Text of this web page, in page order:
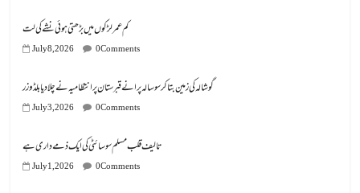
کم عمر لڑکوں میں بڑھتی ہوئی نشے کی لت
July 8, 2026 0 Comments
گوشالہ کی زمین بتا کر سوسالہ پرانے قبرستان پر انتظامیہ نے چلا دیا بلڈوزر
July 3, 2026 0 Comments
تالیف قلب مسلم سوسائٹی کی ایک ذمے داری ہے
July 1, 2026 0 Comments